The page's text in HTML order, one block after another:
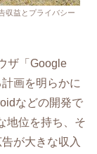
収益とプライバシー
ザ「Google
画を明らかに
などの開発で
地位を持ち、そ
が大きな収入